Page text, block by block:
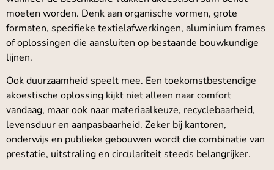
moeten worden. Denk aan organische vormen, grote
formaten, specifieke textielafwerkingen, aluminium frames
of oplossingen die aansluiten op bestaande bouwkundige
lijnen.
Ook duurzaamheid speelt mee. Een toekomstbestendige
akoestische oplossing kijkt niet alleen naar comfort
vandaag, maar ook naar materiaalkeuze, recyclebaarheid,
levensduur en aanpasbaarheid. Zeker bij kantoren,
onderwijs en publieke gebouwen wordt die combinatie van
prestatie, uitstraling en circulariteit steeds belangrijker.